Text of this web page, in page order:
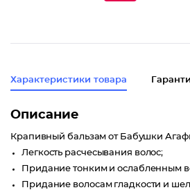
Характеристики товара
Описание
Крапивный бальзам от Бабушки
Легкость расчесывания волос;
Придание тонким и ослабленным
Придание волосам гладкости и